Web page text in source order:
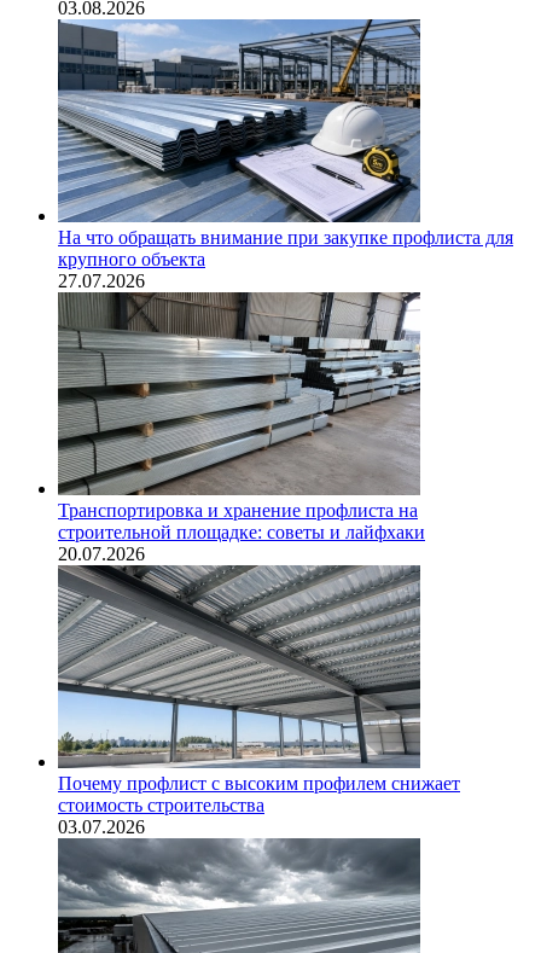
03.08.2026
На что обращать внимание при закупке профлиста для
крупного объекта
27.07.2026
Транспортировка и хранение профлиста на
строительной площадке: советы и лайфхаки
20.07.2026
Почему профлист с высоким профилем снижает
стоимость строительства
03.07.2026